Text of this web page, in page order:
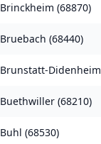
Brinckheim (68870)
Bruebach (68440)
Brunstatt-Didenheim
Buethwiller (68210)
Buhl (68530)